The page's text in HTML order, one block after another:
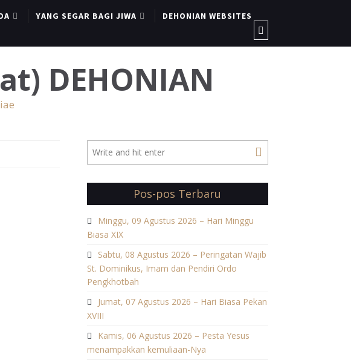
YANG SEGAR BAGI JIWA DEHONIAN WEBSITES
DEHONIAN
Pos-pos Terbaru
Minggu, 09 Agustus 2026 – Hari Minggu
Biasa XIX
Sabtu, 08 Agustus 2026 – Peringatan Wajib
St. Dominikus, Imam dan Pendiri Ordo
Pengkhotbah
Jumat, 07 Agustus 2026 – Hari Biasa Pekan
XVIII
Kamis, 06 Agustus 2026 – Pesta Yesus
menampakkan kemuliaan-Nya